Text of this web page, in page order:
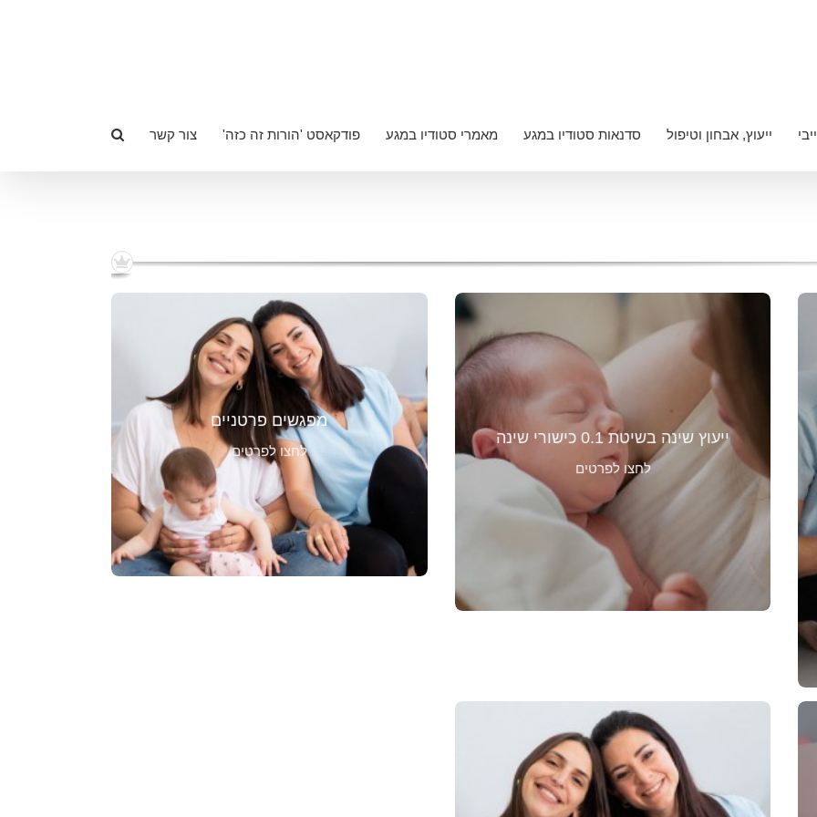
ייעוץ, אבחון וטיפול סדנאות סטודיו במגע מאמרי סטודיו במגע פודקאסט 'הורות זה כזה' צור קשר
ייעוץ שינה בשיטת 0.1 כישורי שינה
לחצו לפרטים
הקניית הרגלי שינה
ייעוץ, הכוונה וליווי שינה בקרב תינוקות,
הקניית הרגלי שינה בשיטת 0.1 כישורי
שינה, השיטה היחידה שנותנת מענה
ופיתרון לקשיי שינה עוד מגיל לידה.
ניתן ליצור קשר בטלפון 054-8119359
או
באמצעות הקישור הבא, לתיאום שיחת
ייעוץ והכוונה תוך הסבר על הזכאות
להחזר מקופות החולים.
לתאום פגישת ייעוץ
מפגשים פרטניים
לחצו לפרטים
מפגש שכולו את והתינוק/ת שלך
מפגשים פרטניים מותאמים לך ולתינוקך
לטיפול בקשיים בקרב תינוקות, כגון;
קושי בשכיבה על הבטן, קושי בהרמת
ראש, עיכוב בזחילה, קושי בהתהפכות
ועוד. ניתן ליצור קשר בטלפון 054-
8119359 או באמצעות הקישור הבא
לתיאום שיחת ייעוץ והכוונה.
לשריין מקום בסדנה הקרובה
אני מגיעה עד אלייך!
מפגשים פרטניים אצלך בבית! מותאמים
לך ולתינוקך לקידום התפתחותי, הבנת